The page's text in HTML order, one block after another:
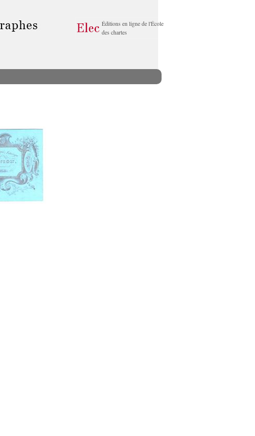
Éditions en ligne de l'École
des chartes